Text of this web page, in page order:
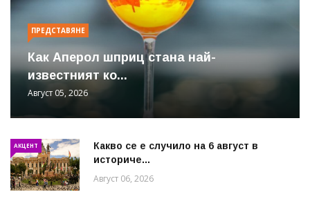
ПРЕДСТАВЯНЕ
Как Аперол шприц стана най-
известният ко...
Август 05, 2026
АКЦЕНТ
Какво се е случило на 6 август в
историче...
Август 06, 2026